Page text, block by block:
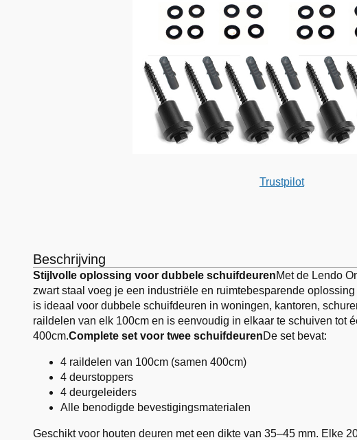
Trustpilot
Beschrijving
Stijlvolle oplossing voor dubbele schuifdeurenMet de Lendo
zwart staal voeg je een industriële en ruimtebesparende
is ideaal voor dubbele schuifdeuren in woningen, kantoren,
raildelen van elk 100cm en is eenvoudig in elkaar te schuiven tot
400cm.Complete set voor twee schuifdeurenDe set bevat:
4 raildelen van 100cm (samen 400cm)
4 deurstoppers
4 deurgeleiders
Alle benodigde bevestigingsmaterialen
Geschikt voor houten deuren met een dikte van 35–45 mm. Elke